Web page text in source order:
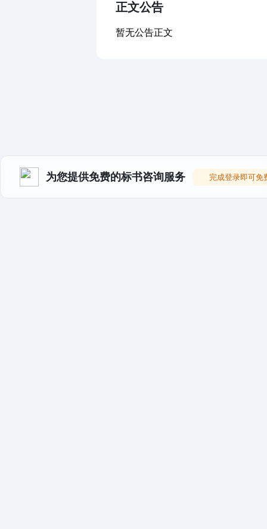
正文公告
暂无公告正文
为您提供免费的标书咨询服务 完成登录即可免